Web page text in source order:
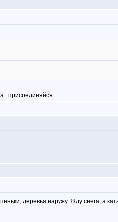
присоединяйся
деревья наружу. Жду снега, а